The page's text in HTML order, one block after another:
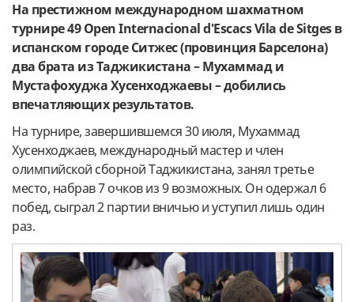
На престижном международном шахматном
турнире49OpenInternacionald'EscacsViladeSitges в
испанском городе Ситжес (провинция Барселона)
два брата из Таджикистана –Мухаммад и
Мустафохуджа Хусенходжаевы– добились
впечатляющих результатов.
На турнире, завершившемся 30 июля, Мухаммад
Хусенходжаев, международный мастер и член
олимпийской сборной Таджикистана, занял третье
место, набрав 7 очков из 9 возможных. Он одержал 6
побед, сыграл 2 партии вничью и уступил лишь один
раз.